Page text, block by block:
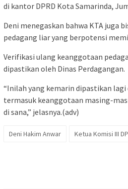
di kantor DPRD Kota Samarinda,
Deni menegaskan bahwa KTA juga
pedagang liar yang berpotensi
Verifikasi ulang keanggotaan
dipastikan oleh Dinas Perdagangan.
“Inilah yang kemarin dipastikan lagi
termasuk keanggotaan masing-
di sana,” jelasnya.(adv)
Deni Hakim Anwar Ketua Komisi III